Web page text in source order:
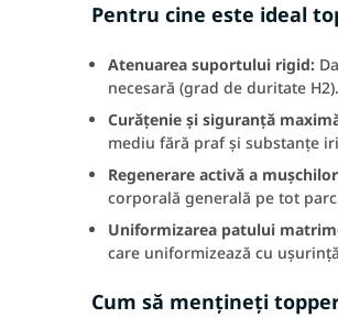
Pentru cine este ideal
Atenuarea suportului rigid:
necesară (grad de duritate H2).
Curățenie și siguranță
mediu fără praf și substanțe
Regenerare activă a
corporală generală pe tot
Uniformizarea patului
care uniformizează cu
Cum să mențineți